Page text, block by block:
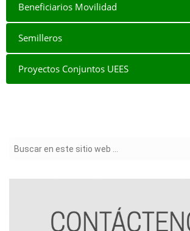
Beneficiarios Movilidad
Semilleros
Proyectos Conjuntos UEES
Formulario de búsqueda